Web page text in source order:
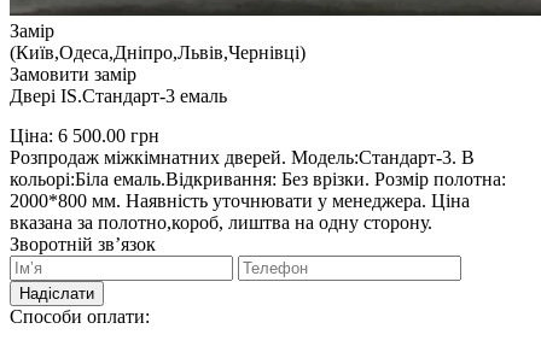
Замір
(Київ,Одеса,Дніпро,Львів,Чернівці)
Замовити замір
Двері IS.Стандарт-3 емаль
Ціна: 6 500.00 грн
Розпродаж міжкімнатних дверей. Модель:Стандарт-3. В
кольорі:Біла емаль.Відкривання: Без врізки. Розмір полотна:
2000*800 мм. Наявність уточнювати у менеджера. Ціна
вказана за полотно,короб, лиштва на одну сторону.
Зворотній зв’язок
Надіслати
Способи оплати: